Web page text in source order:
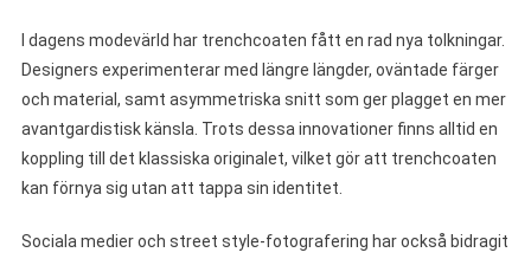
I dagens modevärld har trenchcoaten fått en rad nya tolkningar.
Designers experimenterar med längre längder, oväntade färger
och material, samt asymmetriska snitt som ger plagget en mer
avantgardistisk känsla. Trots dessa innovationer finns alltid en
koppling till det klassiska originalet, vilket gör att trenchcoaten
kan förnya sig utan att tappa sin identitet.
Sociala medier och street style-fotografering har också bidragit